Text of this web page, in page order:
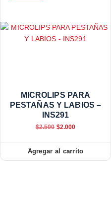
MICROLIPS PARA
PESTAÑAS Y LABIOS –
INS291
$2.500 $2.000
Agregar al carrito